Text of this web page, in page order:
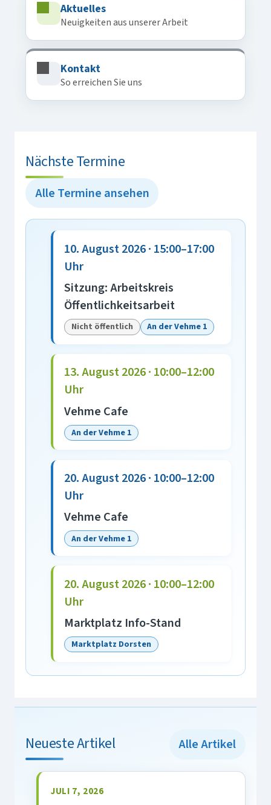
Aktuelles
Neuigkeiten aus unserer Arbeit
Kontakt
So erreichen Sie uns
Nächste Termine
Alle Termine ansehen
10. August 2026 · 15:00–17:00
Uhr
Sitzung: Arbeitskreis
Öffentlichkeitsarbeit
Nicht öffentlich An der Vehme 1
13. August 2026 · 10:00–12:00
Uhr
Vehme Cafe
An der Vehme 1
20. August 2026 · 10:00–12:00
Uhr
Vehme Cafe
An der Vehme 1
20. August 2026 · 10:00–12:00
Uhr
Marktplatz Info-Stand
Marktplatz Dorsten
Neueste Artikel Alle Artikel
JULI 7, 2026